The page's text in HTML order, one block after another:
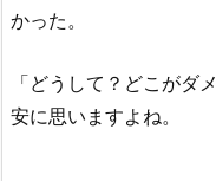
かった。
「どうして？どこがダ
安に思いますよね。